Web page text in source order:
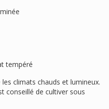
tempéré
les climats chauds et lumineux.
conseillé de cultiver sous